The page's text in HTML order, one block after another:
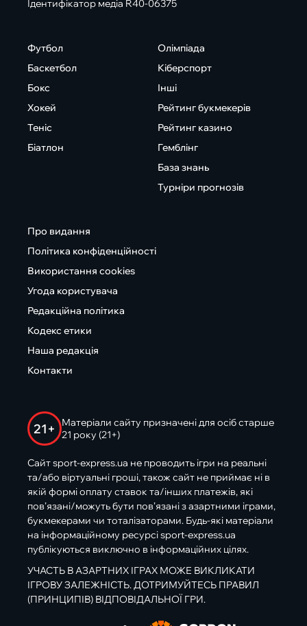
Ідентифікатор медіа R40-06375
Футбол
Баскетбол
Бокс
Хокей
Теніс
Біатлон
Олімпіада
Кіберспорт
Інші
Рейтинг букмекерів
Рейтинг казино
Гемблінг
База знань
Турніри прогнозів
Про видання
Політика конфіденційності
Використання cookies
Угода користувача
Редакційна політика
Кодекс етики
Наша редакція
Контакти
21+
Матеріали сайту призначені для осіб старше
21 року (21+)
Сайт sport-express.ua не проводить ігри на реальні
та/або віртуальні гроші, також сайт не приймає ні в
якій формі оплату ставок та/інших платежів, які
пов’язані/можуть бути пов’язані з азартними іграми,
букмекерами чи тоталізаторами. Будь-які матеріали
на інформаційному ресурсі sport-express.ua
публікуються виключно в інформаційних цілях.
УЧАСТЬ В АЗАРТНИХ ІГРАХ МОЖЕ ВИКЛИКАТИ
ІГРОВУ ЗАЛЕЖНІСТЬ. ДОТРИМУЙТЕСЬ ПРАВИЛ
(ПРИНЦИПІВ) ВІДПОВІДАЛЬНОЇ ГРИ.